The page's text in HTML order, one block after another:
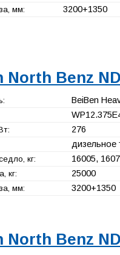
мм: 3200+1350
North Benz
BeiBen
276
дизельное
кг: 16005,
кг: 25000
мм: 3200+1350
North Benz